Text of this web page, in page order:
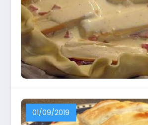
01/09/2019